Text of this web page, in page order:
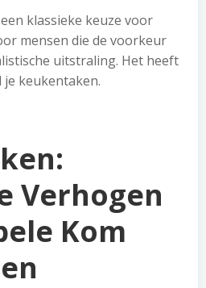
klassieke keuze voor
mensen die de voorkeur
uitstraling. Het heeft
keukentaken.
Verhogen
Kom